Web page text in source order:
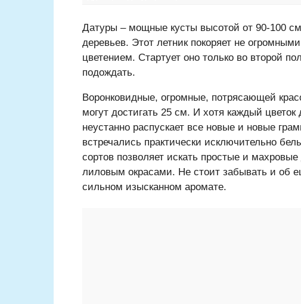
Датуры – мощные кусты высотой от 90-100
деревьев. Этот летник покоряет не
цветением. Стартует оно только во второй
подождать.
Воронковидные, огромные, потрясающей
могут достигать 25 см. И хотя каждый
неустанно распускает все новые и новые
встречались практически исключительно
сортов позволяет искать простые и
лиловым окрасами. Не стоит забывать и об
сильном изысканном аромате.